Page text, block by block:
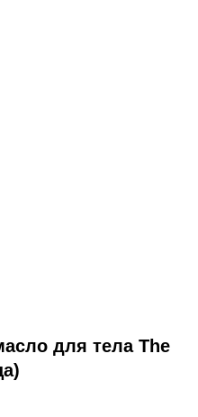
для тела The